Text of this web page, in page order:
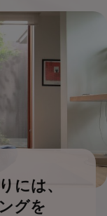
には、
グを